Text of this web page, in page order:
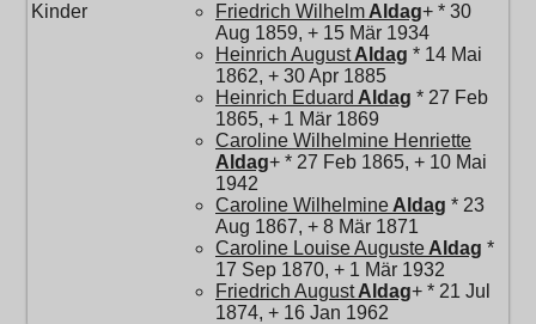
Kinder
Friedrich Wilhelm Aldag+ * 30
Aug 1859, + 15 Mär 1934
Heinrich August Aldag * 14 Mai
1862, + 30 Apr 1885
Heinrich Eduard Aldag * 27 Feb
1865, + 1 Mär 1869
Caroline Wilhelmine Henriette
Aldag+ * 27 Feb 1865, + 10 Mai
1942
Caroline Wilhelmine Aldag * 23
Aug 1867, + 8 Mär 1871
Caroline Louise Auguste Aldag *
17 Sep 1870, + 1 Mär 1932
Friedrich August Aldag+ * 21 Jul
1874, + 16 Jan 1962